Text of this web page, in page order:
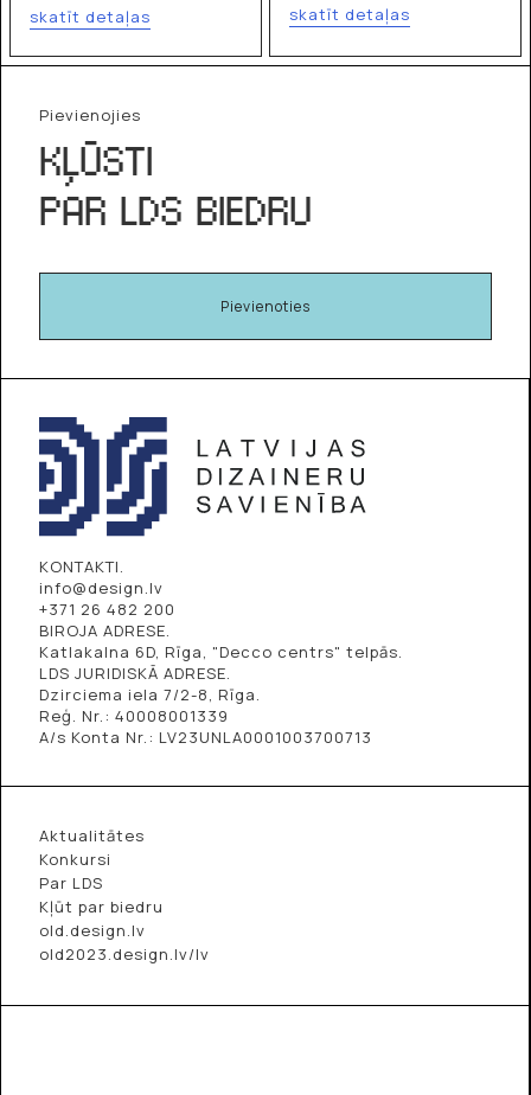
skatīt detaļas skatīt detaļas
Pievienojies
KĻŪSTI
PAR LDS BIEDRU
Pievienoties
KONTAKTI.
info@design.lv
+371 26 482 200
BIROJA ADRESE.
Katlakalna 6D, Rīga, "Decco centrs" telpās.
LDS JURIDISKĀ ADRESE.
Dzirciema iela 7/2-8, Rīga.
Reģ. Nr.: 40008001339
A/s Konta Nr.: LV23UNLA0001003700713
Aktualitātes
Konkursi
Par LDS
Kļūt par biedru
old.design.lv
old2023.design.lv/lv